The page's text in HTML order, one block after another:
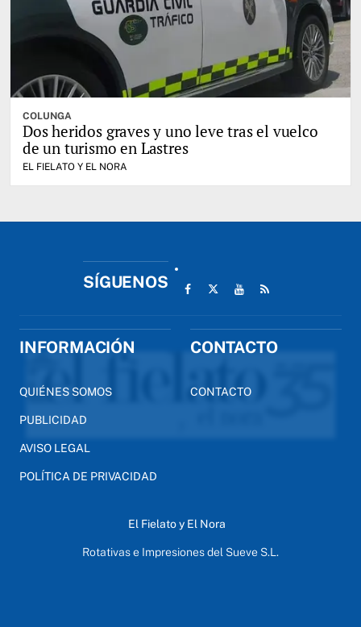
COLUNGA
Dos heridos graves y uno leve tras el vuelco
de un turismo en Lastres
EL FIELATO Y EL NORA
SÍGUENOS
INFORMACIÓN
QUIÉNES SOMOS
PUBLICIDAD
AVISO LEGAL
POLÍTICA DE PRIVACIDAD
CONTACTO
CONTACTO
El Fielato y El Nora
Rotativas e Impresiones del Sueve S.L.